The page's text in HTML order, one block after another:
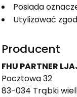
Posiada
Utylizować
Producent
FHU PARTNER
Pocztowa 32
83-034 Trąbki